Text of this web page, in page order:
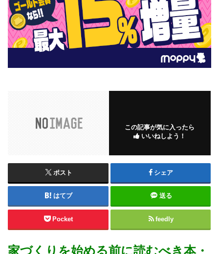
この記事が気に入ったら
いいねしよう！
ポスト シェア
はてブ 送る
Pocket feedly
家づくりを始める前に読むべき本・